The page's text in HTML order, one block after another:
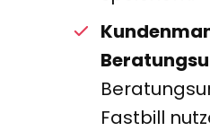
Fastbill